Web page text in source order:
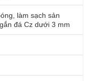
làm sạch sản
đá Cz dưới 3 mm